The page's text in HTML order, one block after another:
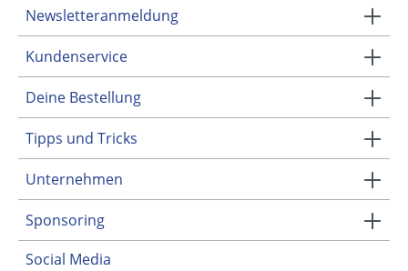
Newsletteranmeldung
Kundenservice
Deine Bestellung
Tipps und Tricks
Unternehmen
Sponsoring
Social Media